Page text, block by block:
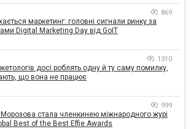
869
маркетинг: головні сигнали ринку за
Digital Marketing Day від GoIT
1310
досі роблять одну й ту саму помилку,
що вона не працює
999
Морозова стала членкинею міжнародного журі
Best of the Best Effie Awards